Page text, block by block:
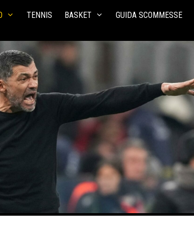
TENNIS BASKET GUIDA SCOMMESSE